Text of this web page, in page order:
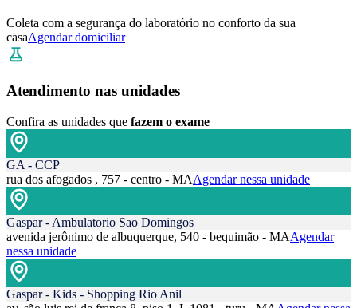
Coleta com a segurança do laboratório no conforto da sua
casaAgendar domiciliar
Atendimento nas unidades
Confira as unidades que fazem o exame
GA - CCP
rua dos afogados , 757 - centro - MAAgendar nessa unidade
Gaspar - Ambulatorio Sao Domingos
avenida jerônimo de albuquerque, 540 - bequimão - MAAgendar
nessa unidade
Gaspar - Kids - Shopping Rio Anil